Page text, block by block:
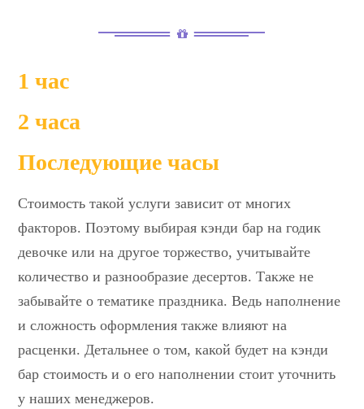
1 час
2 часа
Последующие часы
Стоимость такой услуги зависит от многих
факторов. Поэтому выбирая кэнди бар на годик
девочке или на другое торжество, учитывайте
количество и разнообразие десертов. Также не
забывайте о тематике праздника. Ведь наполнение
и сложность оформления также влияют на
расценки. Детальнее о том, какой будет на кэнди
бар стоимость и о его наполнении стоит уточнить
у наших менеджеров.